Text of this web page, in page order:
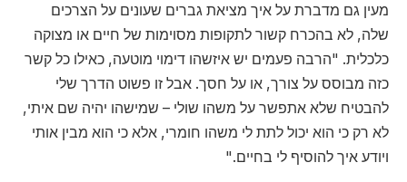
מעין גם מדברת על איך מציאת גברים שעונים על הצרכים
שלה, לא בהכרח קשור לתקופות מסוימות של חיים או מצוקה
כלכלית. "הרבה פעמים יש איזשהו דימוי מוטעה, כאילו כל קשר
כזה מבוסס על צורך, או על חסך. אבל זו פשוט הדרך שלי
להבטיח שלא אתפשר על משהו שולי – שמישהו יהיה שם איתי,
לא רק כי הוא יכול לתת לי משהו חומרי, אלא כי הוא מבין אותי
ויודע איך להוסיף לי בחיים."